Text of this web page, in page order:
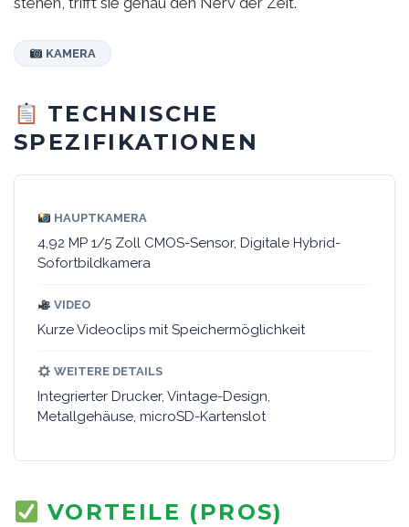
KAMERA
TECHNISCHE
SPEZIFIKATIONEN
HAUPTKAMERA
4,92 MP 1/5 Zoll CMOS-Sensor, Digitale Hybrid-
Sofortbildkamera
VIDEO
Kurze Videoclips mit Speichermöglichkeit
WEITERE DETAILS
Integrierter Drucker, Vintage-Design,
Metallgehäuse, microSD-Kartenslot
VORTEILE (PROS)